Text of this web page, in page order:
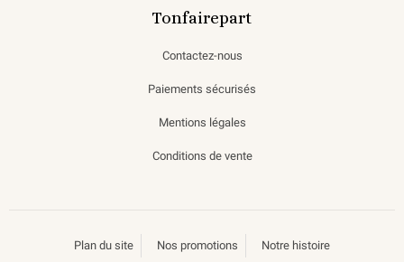
Tonfairepart
Contactez-nous
Paiements sécurisés
Mentions légales
Conditions de vente
Plan du site Nos promotions Notre histoire